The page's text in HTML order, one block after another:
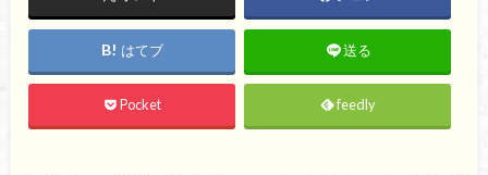
はてブ 送る
Pocket feedly